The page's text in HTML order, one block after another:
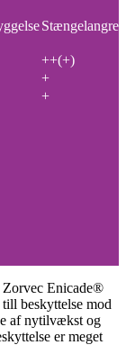
Stængelangreb
++(+)
+
+
Zorvec Enicade®
beskyttelse mod
af nytilvækst og
er meget